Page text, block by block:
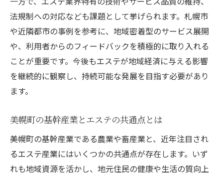
法規制への対応なども課題として挙げられます。札幌市
や近隣都市の事例を参考に、地域密着型のサービス展開
や、利用者からのフィードバックを積極的に取り入れる
ことが重要です。今後もエステが地域経済に与える影響
を継続的に観察し、持続可能な発展を目指す必要があり
ます。
美幌町の基幹産業とエステの共通点とは
美幌町の基幹産業である農業や畜産業と、近年注目され
るエステ産業にはいくつかの共通点が存在します。いず
れも地域資源を活かし、地元住民の健康や生活の質向上